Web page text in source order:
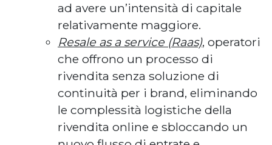
ad avere un’intensità di capitale
relativamente maggiore.
Resale as a service (Raas), operatori
che offrono un processo di
rivendita senza soluzione di
continuità per i brand, eliminando
le complessità logistiche della
rivendita online e sbloccando un